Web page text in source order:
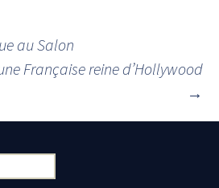
des articles
au Salon
Française reine d’Hollywood
→